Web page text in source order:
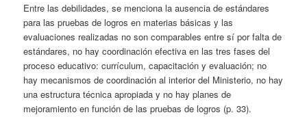
Entre las debilidades, se menciona la ausencia de estándares
para las pruebas de logros en materias básicas y las
evaluaciones realizadas no son comparables entre sí por falta de
estándares, no hay coordinación efectiva en las tres fases del
proceso educativo: currículum, capacitación y evaluación; no
hay mecanismos de coordinación al interior del Ministerio, no hay
una estructura técnica apropiada y no hay planes de
mejoramiento en función de las pruebas de logros (p. 33).